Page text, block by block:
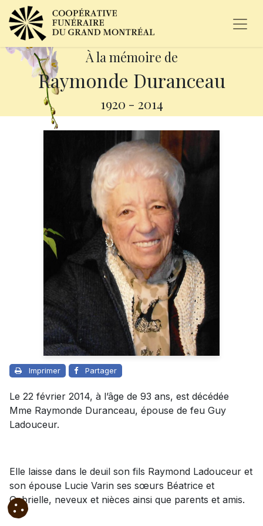
À la mémoire de
Raymonde Duranceau
1920 - 2014
Imprimer Partager
Le 22 février 2014, à l’âge de 93 ans, est décédée
Mme Raymonde Duranceau, épouse de feu Guy
Ladouceur.
Elle laisse dans le deuil son fils Raymond Ladouceur et
son épouse Lucie Varin ses sœurs Béatrice et
Gabrielle, neveux et nièces ainsi que parents et amis.